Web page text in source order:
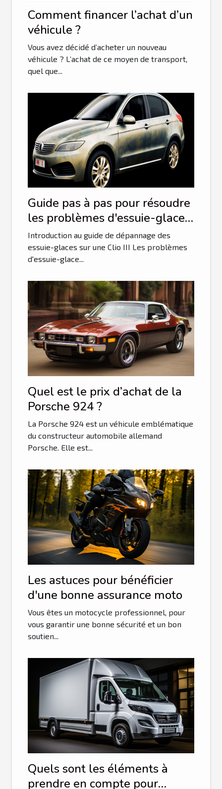
Comment financer l’achat d’un
véhicule ?
Vous avez décidé d’acheter un nouveau
véhicule ? L’achat de ce moyen de transport,
quel que...
Guide pas à pas pour résoudre
les problèmes d'essuie-glace
sur une Clio III
Introduction au guide de dépannage des
essuie-glaces sur une Clio III Les problèmes
d'essuie-glace...
Quel est le prix d’achat de la
Porsche 924 ?
La Porsche 924 est un véhicule emblématique
du constructeur automobile allemand
Porsche. Elle est...
Les astuces pour bénéficier
d'une bonne assurance moto
Vous êtes un motocycle professionnel, pour
vous garantir une bonne sécurité et un bon
soutien...
Quels sont les éléments à
prendre en compte pour